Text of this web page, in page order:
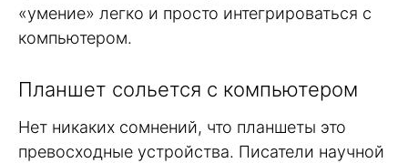
«умение» легко и просто интегрироваться с
компьютером.
Планшет сольется с компьютером
Нет никаких сомнений, что планшеты это
превосходные устройства. Писатели научной